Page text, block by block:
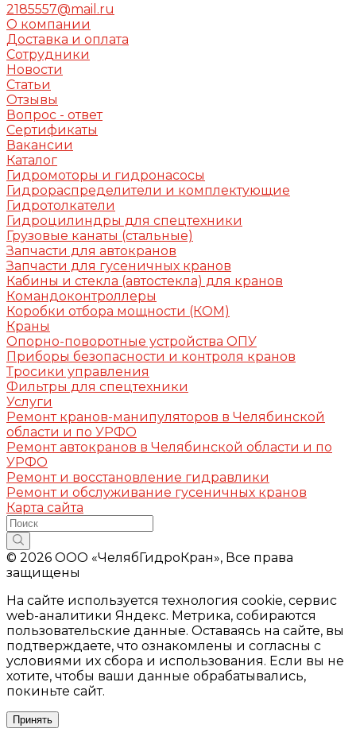
2185557@mail.ru
О компании
Доставка и оплата
Сотрудники
Новости
Статьи
Отзывы
Вопрос - ответ
Сертификаты
Вакансии
Каталог
Гидромоторы и гидронасосы
Гидрораспределители и комплектующие
Гидротолкатели
Гидроцилиндры для спецтехники
Грузовые канаты (стальные)
Запчасти для автокранов
Запчасти для гусеничных кранов
Кабины и стекла (автостекла) для кранов
Командоконтроллеры
Коробки отбора мощности (КОМ)
Краны
Опорно-поворотные устройства ОПУ
Приборы безопасности и контроля кранов
Тросики управления
Фильтры для спецтехники
Услуги
Ремонт кранов-манипуляторов в Челябинской
области и по УРФО
Ремонт автокранов в Челябинской области и по
УРФО
Ремонт и восстановление гидравлики
Ремонт и обслуживание гусеничных кранов
Карта сайта
© 2026 ООО «ЧелябГидроКран», Все права
защищены
На сайте используется технология cookie, сервис
web-аналитики Яндекс. Метрика, собираются
пользовательские данные. Оставаясь на сайте, вы
подтверждаете, что ознакомлены и согласны с
условиями их сбора и использования. Если вы не
хотите, чтобы ваши данные обрабатывались,
покиньте сайт.
Принять